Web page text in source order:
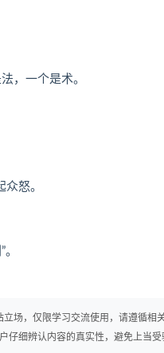
，一个是术。
怒。
场，仅限学习交流使用，请遵循相
仔细辨认内容的真实性，避免上当受